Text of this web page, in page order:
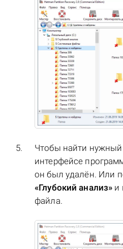
Чтобы найти нужный
интерфейсе
он был удалён. Или
«Глубокий анализ» и
файла.